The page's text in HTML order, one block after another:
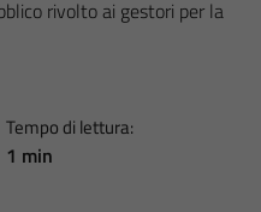
rivolto ai gestori per la
Tempo di lettura:
1 min